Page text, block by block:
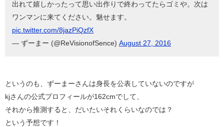
出れて嬉しかったって思い出作りで終わってたらゴミや。次は
ワンマンに来てください。魅せます。
pic.twitter.com/8jazPiQzfX
— ずーまー (@ReVisionofSence) August 27, 2016
というのも、ずーまーさんは身長を公表していないのですが
kjさんの公式プロフィールが162cmでして、
それから推測すると、だいたいそれくらいなのでは？
という予想です！